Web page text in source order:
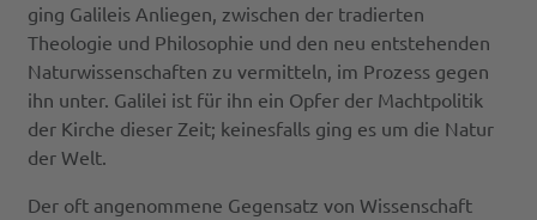
ging Galileis Anliegen, zwischen der tradierten
Theologie und Philosophie und den neu entstehenden
Naturwissenschaften zu vermitteln, im Prozess gegen
ihn unter. Galilei ist für ihn ein Opfer der Machtpolitik
der Kirche dieser Zeit; keinesfalls ging es um die Natur
der Welt.
Der oft angenommene Gegensatz von Wissenschaft